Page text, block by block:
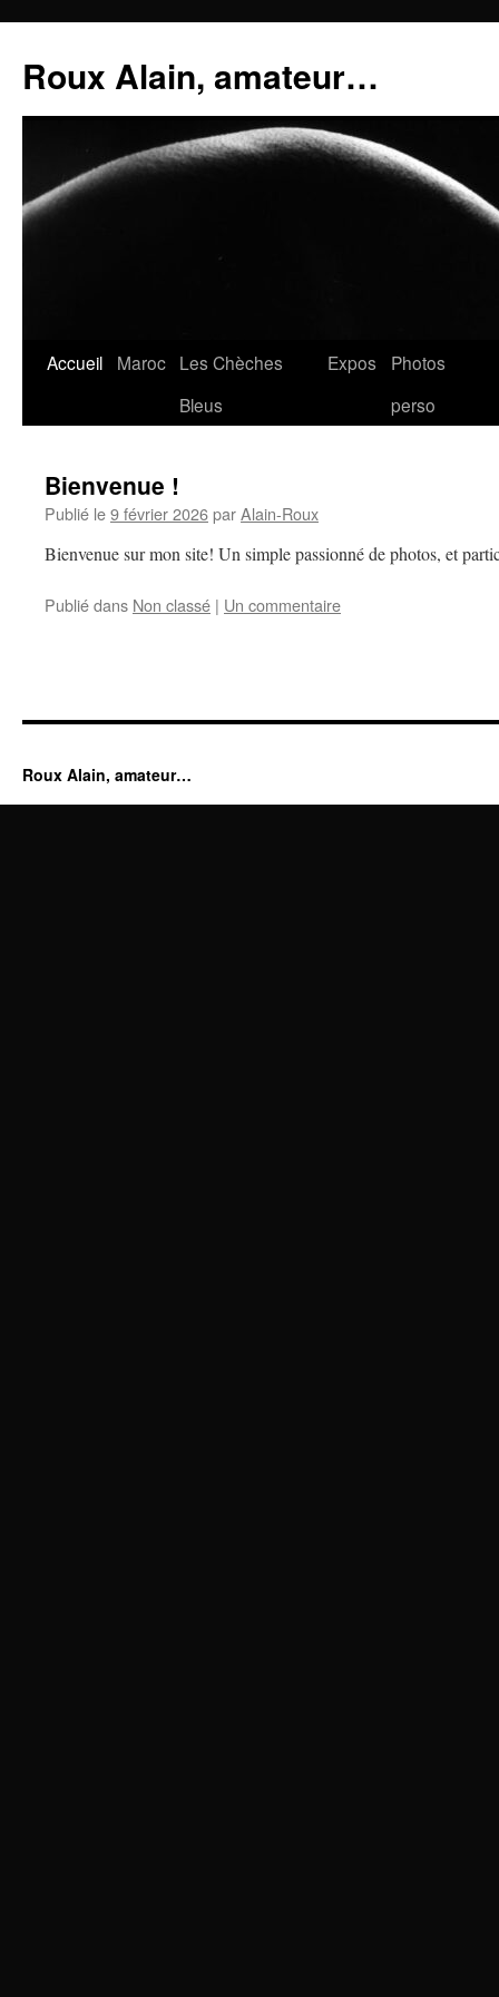
contenu
Roux Alain, amateur…
Accueil Maroc Les Chèches
Bleus
Expos
Photos
perso
Bienvenue !
Publié le9 février 2026parAlain-Roux
Bienvenue sur mon site! Un simple passionné de photos, et
Publié dans Non classé | Un commentaire
Roux Alain, amateur…